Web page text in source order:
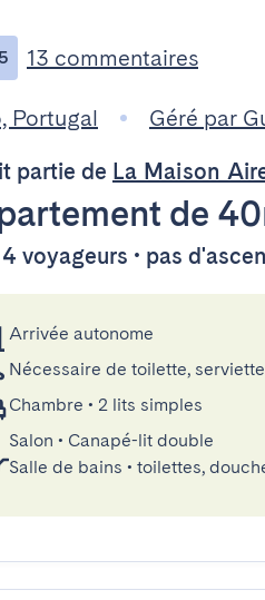
13 commentaires
Portugal
Géré par
partie de La Maison
de
voyageurs • pas
Arrivée autonome
Nécessaire de toilette,
Chambre • 2 lits simples
Salon • Canapé-lit double
Salle de bains • toilettes,